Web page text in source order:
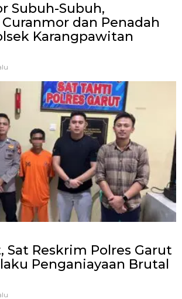
Subuh-Subuh,
dan Penadah
Karangpawitan
Sat Reskrim Polres Garut
Penganiayaan Brutal